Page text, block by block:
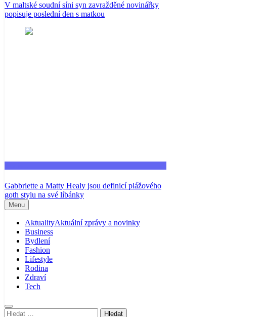
V maltské soudní síni syn zavražděné novinářky
popisuje poslední den s matkou
Gabbriette a Matty Healy jsou definicí plážového
goth stylu na své líbánky
Menu
AktualityAktuální zprávy a novinky
Business
Bydlení
Fashion
Lifestyle
Rodina
Zdraví
Tech
Vyhledávání